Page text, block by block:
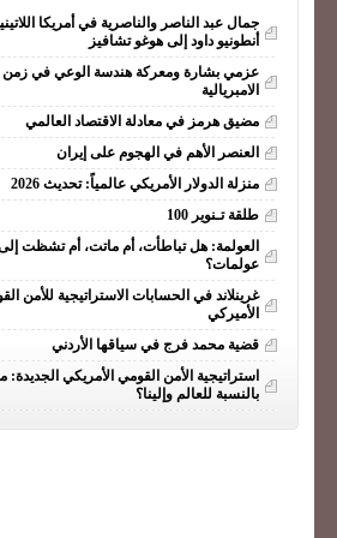
جمال عبد الناصر والناصرية في أمريكا
أنطونيو داود إلى هوغو تشافيز
عزمي بشارة ومعركة هندسة الوعي في زمن
الامبريالية
مضيق هرمز في معادلة الاقتصاد العالمي
العنصر الأهم في الهجوم على إيران
منزلة الدولار الأمريكي عالمياً: تحديث 2026
طلقة تـنوير 100
العولمة: هل تباطأت، أم ماتت، أم تشظت
عولمات؟
غرينلاند في الحسابات الاستراتيجية للأمن
الأميركي
قضية محمد فرج في سياقها الأردني
استراتيجية الأمن القومي الأمريكي الجديدة:
بالنسبة للعالم وإلينا؟